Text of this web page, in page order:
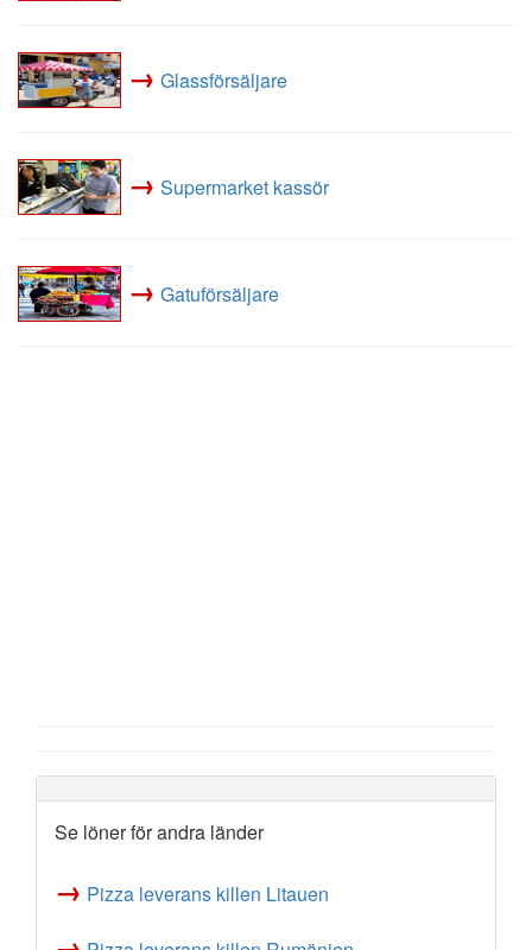
→ Glassförsäljare
→ Supermarket kassör
→ Gatuförsäljare
Se löner för andra länder
→ Pizza leverans killen Litauen